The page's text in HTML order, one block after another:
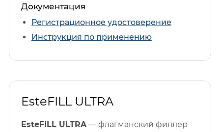
Документация
Регистрационное удостоверение
Инструкция по применению
EsteFILL ULTRA
EsteFILL ULTRA — флагманский филлер